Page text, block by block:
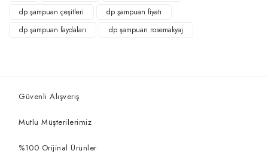
dp şampuan çeşitleri
dp şampuan fiyatı
dp şampuan faydaları
dp şampuan rosemakyaj
Güvenli Alışveriş
Mutlu Müşterilerimiz
%100 Orijinal Ürünler